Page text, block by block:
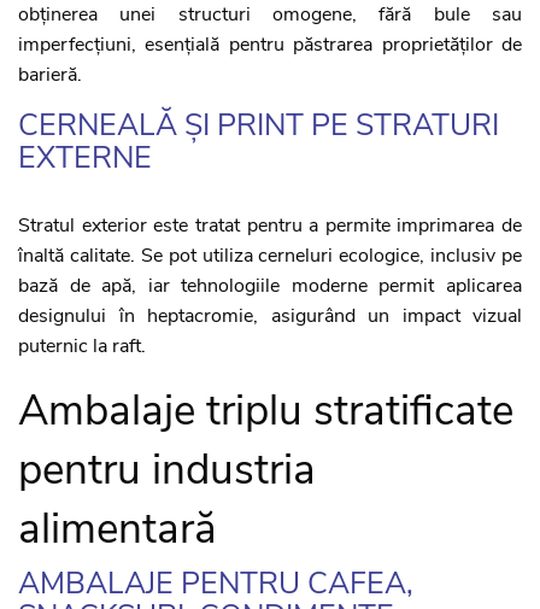
obținerea unei structuri omogene, fără bule sau
imperfecțiuni, esențială pentru păstrarea proprietăților de
barieră.
CERNEALĂ ȘI PRINT PE STRATURI
EXTERNE
Stratul exterior este tratat pentru a permite imprimarea de
înaltă calitate. Se pot utiliza cerneluri ecologice, inclusiv pe
bază de apă, iar tehnologiile moderne permit aplicarea
designului în heptacromie, asigurând un impact vizual
puternic la raft.
Ambalaje triplu stratificate
pentru industria
alimentară
AMBALAJE PENTRU CAFEA,